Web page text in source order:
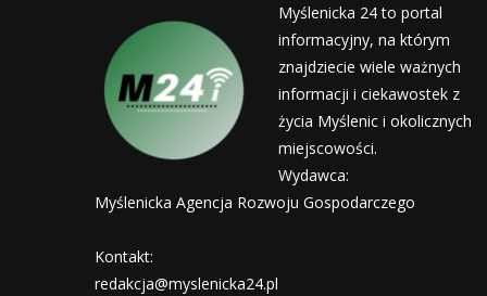
Myślenicka 24 to portal
informacyjny, na którym
znajdziecie wiele ważnych
informacji i ciekawostek z
życia Myślenic i okolicznych
miejscowości.
Wydawca:
Myślenicka Agencja Rozwoju Gospodarczego
Kontakt:
redakcja@myslenicka24.pl